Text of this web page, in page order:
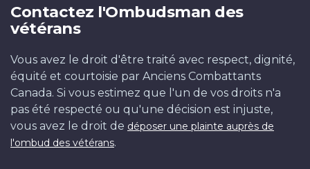
Contactez l'Ombudsman des
vétérans
Vous avez le droit d'être traité avec respect, dignité,
équité et courtoisie par Anciens Combattants
Canada. Si vous estimez que l'un de vos droits n'a
pas été respecté ou qu'une décision est injuste,
vous avez le droit de déposer une plainte auprès de
l'ombud des vétérans.